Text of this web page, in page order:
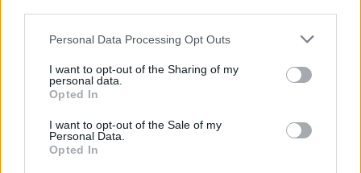
Personal Data Processing Opt Outs
I want to opt-out of the Sharing of my
personal data.
Opted In
I want to opt-out of the Sale of my
Personal Data.
Opted In
Shoji Meguro ospite di Music Legends: The World of
Gaming